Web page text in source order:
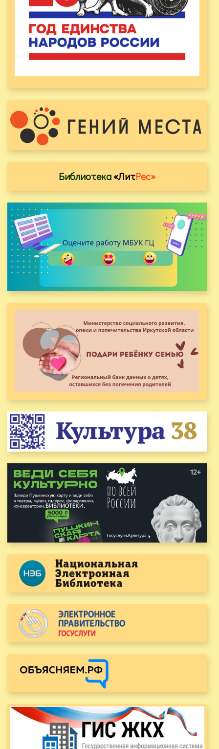
Библиотека«ЛитРес»